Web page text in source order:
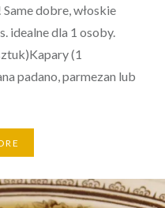
dobre, włoskie
idealne dla 1 osoby.
(1
padano, parmezan lub